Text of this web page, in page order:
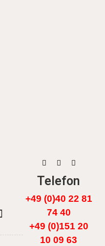
Telefon
+49 (0)40 22 81
74 40
+49 (0)151 20
10 09 63